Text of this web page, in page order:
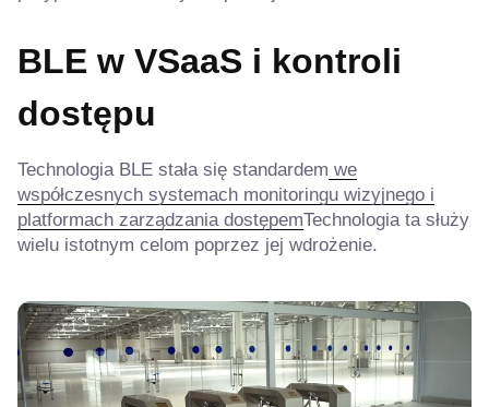
BLE w VSaaS i kontroli
dostępu
Technologia BLE stała się standardem we
współczesnych systemach monitoringu wizyjnego i
platformach zarządzania dostępemTechnologia ta służy
wielu istotnym celom poprzez jej wdrożenie.